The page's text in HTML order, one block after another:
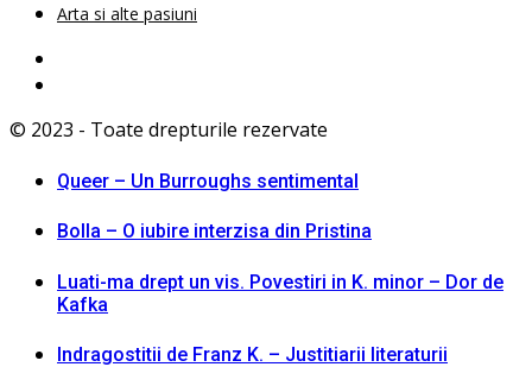
Arta si alte pasiuni
© 2023 - Toate drepturile rezervate
Queer – Un Burroughs sentimental
Bolla – O iubire interzisa din Pristina
Luati-ma drept un vis. Povestiri in K. minor – Dor de
Kafka
Indragostitii de Franz K. – Justitiarii literaturii